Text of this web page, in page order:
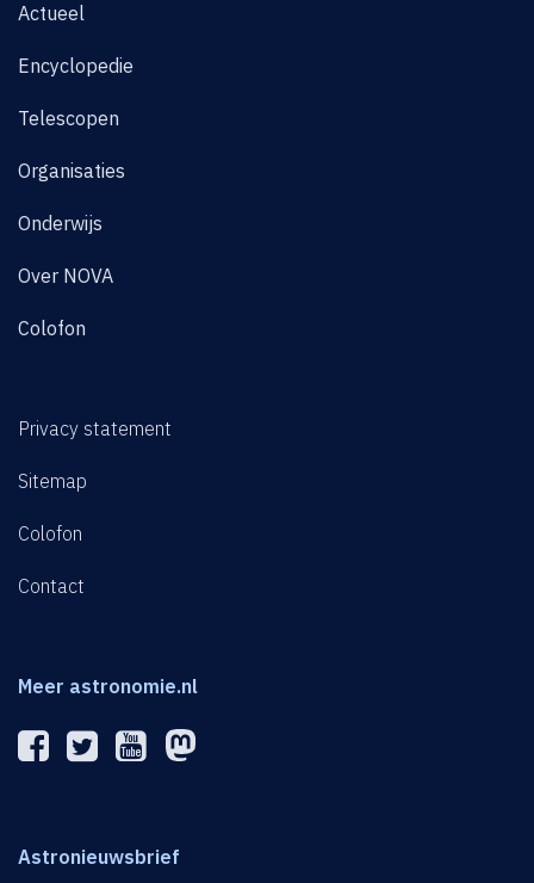
Actueel
Encyclopedie
Telescopen
Organisaties
Onderwijs
Over NOVA
Colofon
Privacy statement
Sitemap
Colofon
Contact
Meer astronomie.nl
Astronieuwsbrief